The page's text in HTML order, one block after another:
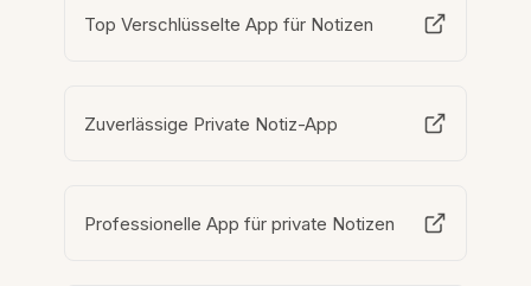
Top Verschlüsselte App für Notizen
Zuverlässige Private Notiz-App
Professionelle App für private Notizen